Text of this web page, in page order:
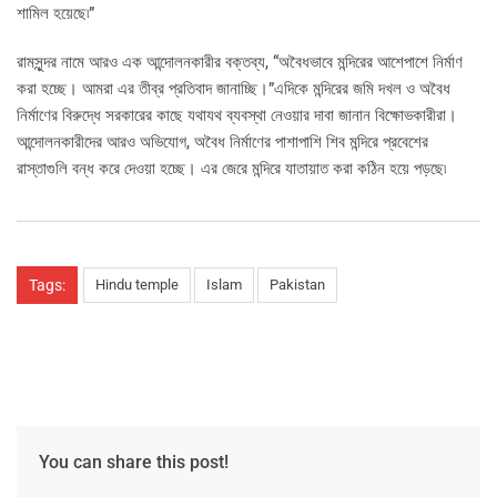
শামিল হয়েছে৷”
রামসুন্দর নামে আরও এক আন্দোলনকারীর বক্তব্য, “অবৈধভাবে মন্দিরের আশেপাশে নির্মাণ
করা হচ্ছে। আমরা এর তীব্র প্রতিবাদ জানাচ্ছি।”এদিকে মন্দিরের জমি দখল ও অবৈধ
নির্মাণের বিরুদ্ধে সরকারের কাছে যথাযথ ব্যবস্থা নেওয়ার দাবা জানান বিক্ষোভকারীরা।
আন্দোলনকারীদের আরও অভিযোগ, অবৈধ নির্মাণের পাশাপাশি শিব মন্দিরে প্রবেশের
রাস্তাগুলি বন্ধ করে দেওয়া হচ্ছে। এর জেরে মন্দিরে যাতায়াত করা কঠিন হয়ে পড়ছে৷
Tags: Hindu temple Islam Pakistan
You can share this post!